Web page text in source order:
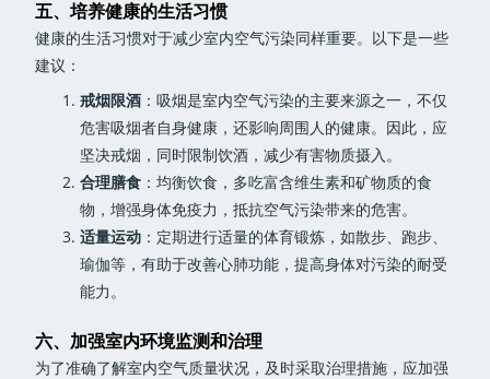
五、培养健康的生活习惯
健康的生活习惯对于减少室内空气污染同样重要。以下是一些
建议：
戒烟限酒 ：吸烟是室内空气污染的主要来源之一，不仅
危害吸烟者自身健康，还影响周围人的健康。因此，应
坚决戒烟，同时限制饮酒，减少有害物质摄入。
合理膳食 ：均衡饮食，多吃富含维生素和矿物质的食
物，增强身体免疫力，抵抗空气污染带来的危害。
适量运动 ：定期进行适量的体育锻炼，如散步、跑步、
瑜伽等，有助于改善心肺功能，提高身体对污染的耐受
能力。
六、加强室内环境监测和治理
为了准确了解室内空气质量状况，及时采取治理措施，应加强